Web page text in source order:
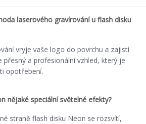
laserového gravírování u flash disku
vryje vaše logo do povrchu a zajistí
přesný a profesionální vzhled, který je
opotřebení.
nějaké speciální světelné efekty?
straně flash disku Neon se rozsvítí,